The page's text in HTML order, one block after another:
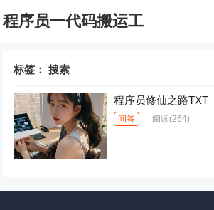
程序员一代码搬运工
标签：搜索
程序员修仙之路TXT
问答 阅读(264)